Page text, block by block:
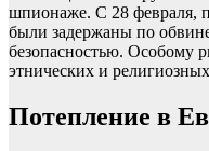
шпионаже. С 28 февраля,
были задержаны по
безопасностью. Особому
этнических и
Потепление в